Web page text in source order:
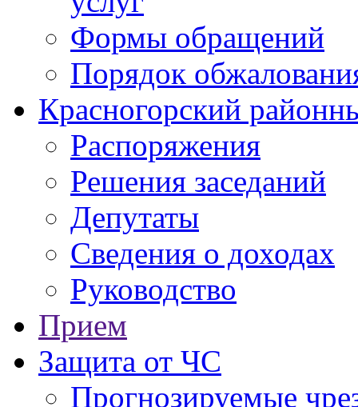
Формы обращений
Порядок
Красногорский
Распоряжения
Решения заседаний
Депутаты
Сведения о доходах
Руководство
Прием
Защита от ЧС
Прогнозируемые